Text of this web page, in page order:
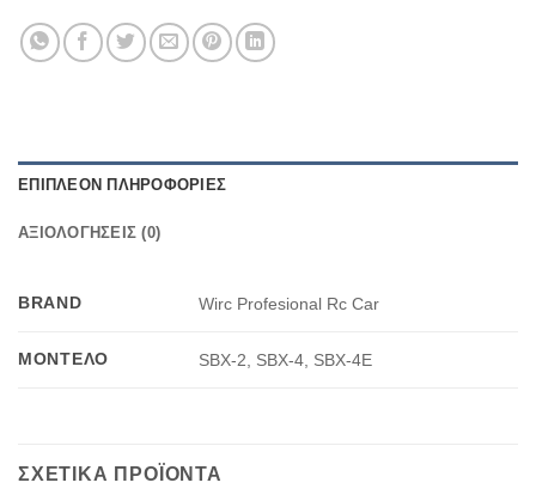
ΕΠΙΠΛΈΟΝ ΠΛΗΡΟΦΟΡΊΕΣ
ΑΞΙΟΛΟΓΉΣΕΙΣ (0)
BRAND Wirc Profesional Rc Car
ΜΟΝΤΈΛΟ SBX-2, SBX-4, SBX-4E
ΣΧΕΤΙΚΆ ΠΡΟΪΌΝΤΑ